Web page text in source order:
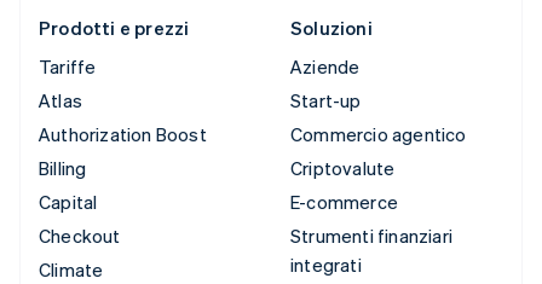
Prodotti e prezzi
Tariffe
Atlas
Authorization Boost
Billing
Capital
Checkout
Climate
Soluzioni
Aziende
Start-up
Commercio agentico
Criptovalute
E-commerce
Strumenti finanziari
integrati